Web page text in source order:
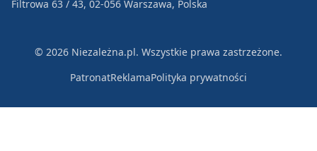
Filtrowa 63 / 43, 02-056 Warszawa, Polska
© 2026 Niezależna.pl. Wszystkie prawa zastrzeżone.
PatronatReklamaPolityka prywatności